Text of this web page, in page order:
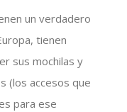
un verdadero
tienen
sus mochilas y
(los accesos que
para ese